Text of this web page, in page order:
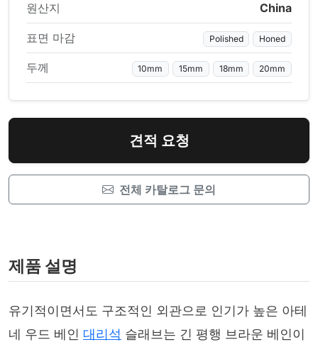
원산지 China
표면 마감 Polished Honed
두께 10mm 15mm 18mm 20mm
견적 요청
전체 카탈로그 문의
제품 설명
유기적이면서도 구조적인 외관으로 인기가 높은 아테
네 우드 베인 대리석 슬래브는 긴 평행 브라운 베인이